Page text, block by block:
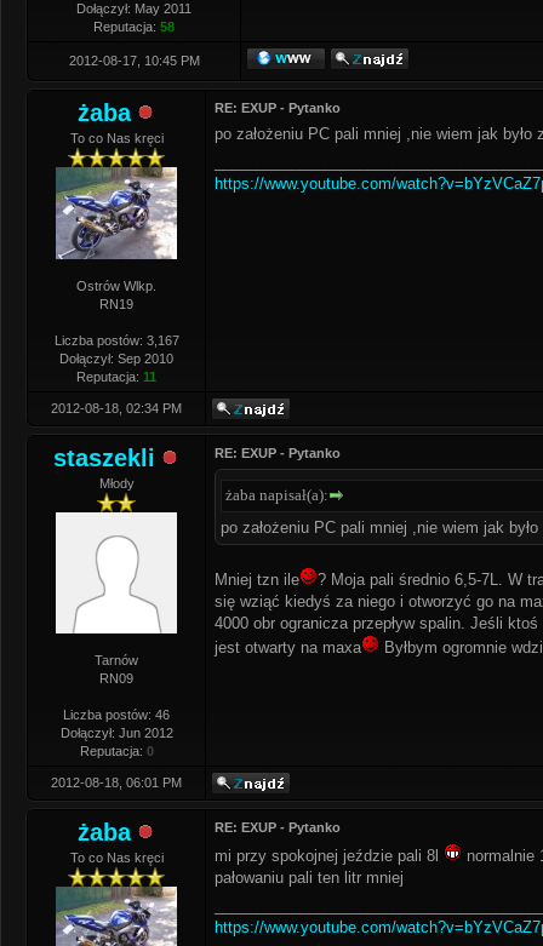
Dołączył: May 2011
Reputacja: 58
2012-08-17, 10:45 PM
żaba
To co Nas kręci
Ostrów Wlkp.
RN19
Liczba postów: 3,167
Dołączył: Sep 2010
Reputacja: 11
RE: EXUP - Pytanko
po założeniu PC pali mniej ,nie wiem jak
https://www.youtube.com/
2012-08-18, 02:34 PM
staszekli
Młody
Tarnów
RN09
Liczba postów: 46
Dołączył: Jun 2012
Reputacja: 0
RE: EXUP - Pytanko
żaba napisał(a):
po założeniu PC pali mniej ,nie wiem jak
Mniej tzn ile
? Moja pali średnio 6,5-7L. W
się wziąć kiedyś za niego i otworzyć go na
4000 obr ogranicza przepływ spalin. Jeśli
jest otwarty na maxa
Byłbym ogromnie
2012-08-18, 06:01 PM
żaba
To co Nas kręci
RE: EXUP - Pytanko
mi przy spokojnej jeździe pali 8l
normalnie
pałowaniu pali ten litr mniej
https://www.youtube.com/